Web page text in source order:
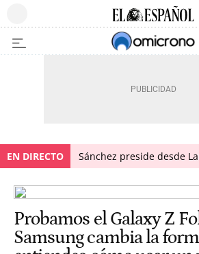
EN DIRECTO Sánchez preside desde
Probamos el Galaxy Z
Samsung cambia la